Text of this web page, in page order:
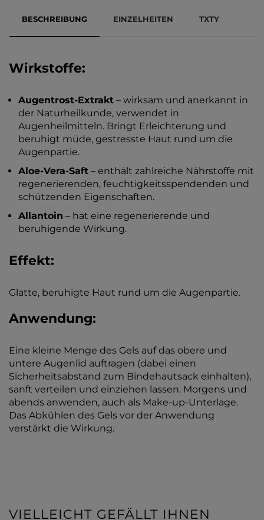
BESCHREIBUNG EINZELHEITEN TXTY
Wirkstoffe:
Augentrost-Extrakt – wirksam und anerkannt in
der Naturheilkunde, verwendet in
Augenheilmitteln. Bringt Erleichterung und
beruhigt müde, gestresste Haut rund um die
Augenpartie.
Aloe-Vera-Saft – enthält zahlreiche Nährstoffe mit
regenerierenden, feuchtigkeitsspendenden und
schützenden Eigenschaften.
Allantoin – hat eine regenerierende und
beruhigende Wirkung.
Effekt:
Glatte, beruhigte Haut rund um die Augenpartie.
Anwendung:
Eine kleine Menge des Gels auf das obere und
untere Augenlid auftragen (dabei einen
Sicherheitsabstand zum Bindehautsack einhalten),
sanft verteilen und einziehen lassen. Morgens und
abends anwenden, auch als Make-up-Unterlage.
Das Abkühlen des Gels vor der Anwendung
verstärkt die Wirkung.
VIELLEICHT GEFÄLLT IHNEN